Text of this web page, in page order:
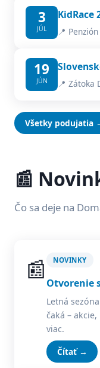
3
JÚL
KidRace
📍
19
JÚN 📍 Zátoka
Všetky podujatia
📰
Čo sa deje na
📰 NOVINKY
Otvorenie
Letná
čaká –
viac.
Čítať →